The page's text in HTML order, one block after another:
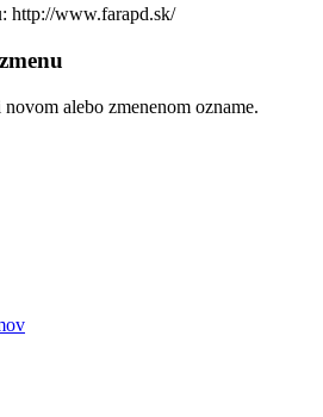
http://www.farapd.sk/
alebo zmenenom ozname.